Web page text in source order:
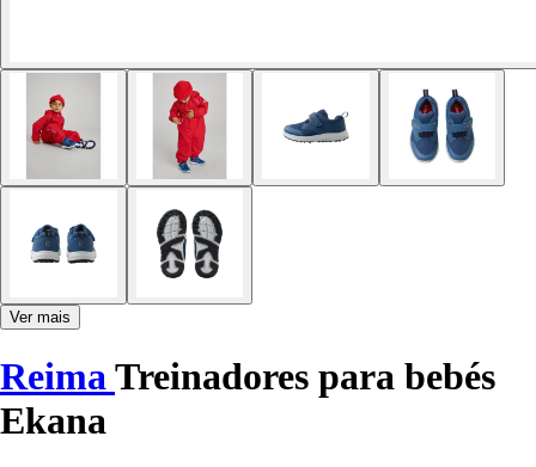
Ver mais
ReimaTreinadores para bebés
Ekana